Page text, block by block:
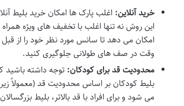
خرید آنلاین: اغلب پارک ها امکان خرید بلیط
این روش نه تنها اغلب با تخفیف های ویژه
امکان می دهد تا سانس مورد نظر خود را از قبل
وقت در صف های طولانی جلوگیری کنید.
محدودیت قد برای کودکان: توجه داشته باشید
می شود و برای افراد با قد بالاتر، بلیط